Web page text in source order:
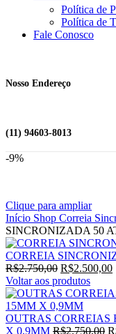
Política de
Política de
Fale Conosco
Nosso Endereço
(11) 94603-8013
-9%
Clique para ampliar
Início Shop Correia
SINCRONIZADA 50
CORREIA
R$2.750,00 O
preço
original
era:
R$2.750,00.
R$2.500,00O
Voltar aos produtos
OUTRAS CORREIAS
X 0,9MM R$2.750,00 O